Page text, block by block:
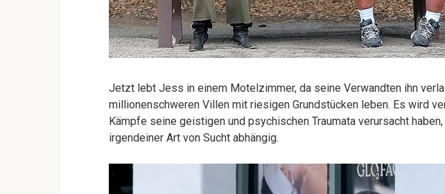
Jetzt lebt Jess in einem Motelzimmer, da seine Verwandten ihn
millionenschweren Villen mit riesigen Grundstücken leben. Es wird
Kämpfe seine geistigen und psychischen Traumata verursacht
irgendeiner Art von Sucht abhängig.